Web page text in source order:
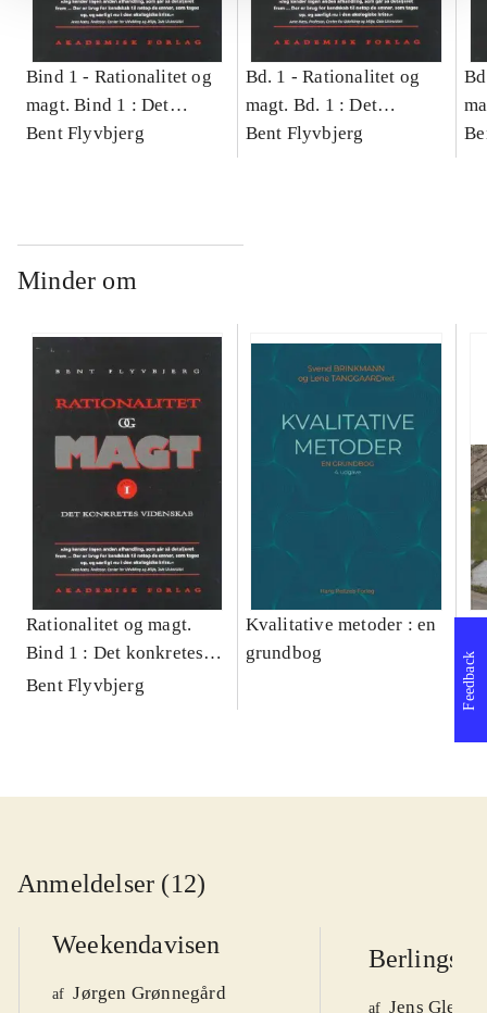
Bind 1 - Rationalitet og
magt. Bind 1 : Det
konkretes videnskab
Bent Flyvbjerg
Bd. 1 -Rationalitet og
magt. Bd. 1 : Det
konkretes videnskab
Bent Flyvbjerg
Minder om
Rationalitet og magt.
Bind 1 : Det konkretes
videnskab
Bent Flyvbjerg
Kvalitative metoder : en
grundbog
Anmeldelser (12)
Weekendavisen
af Jørgen Grønnegård
af Jens
Feedback